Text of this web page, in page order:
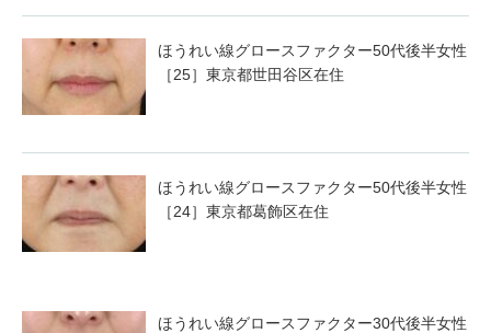
ほうれい線グロースファクター50代後半女性
［25］東京都世田谷区在住
ほうれい線グロースファクター50代後半女性
［24］東京都葛飾区在住
ほうれい線グロースファクター30代後半女性